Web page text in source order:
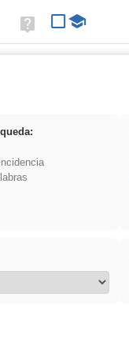
avanzada
Ayuda
(en